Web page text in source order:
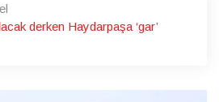
derken Haydarpaşa ‘gar’